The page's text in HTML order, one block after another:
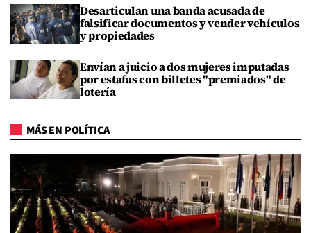
Desarticulan una banda acusada de
falsificar documentos y vender vehículos
y propiedades
Envían a juicio a dos mujeres imputadas
por estafas con billetes "premiados" de
lotería
MÁS EN POLÍTICA